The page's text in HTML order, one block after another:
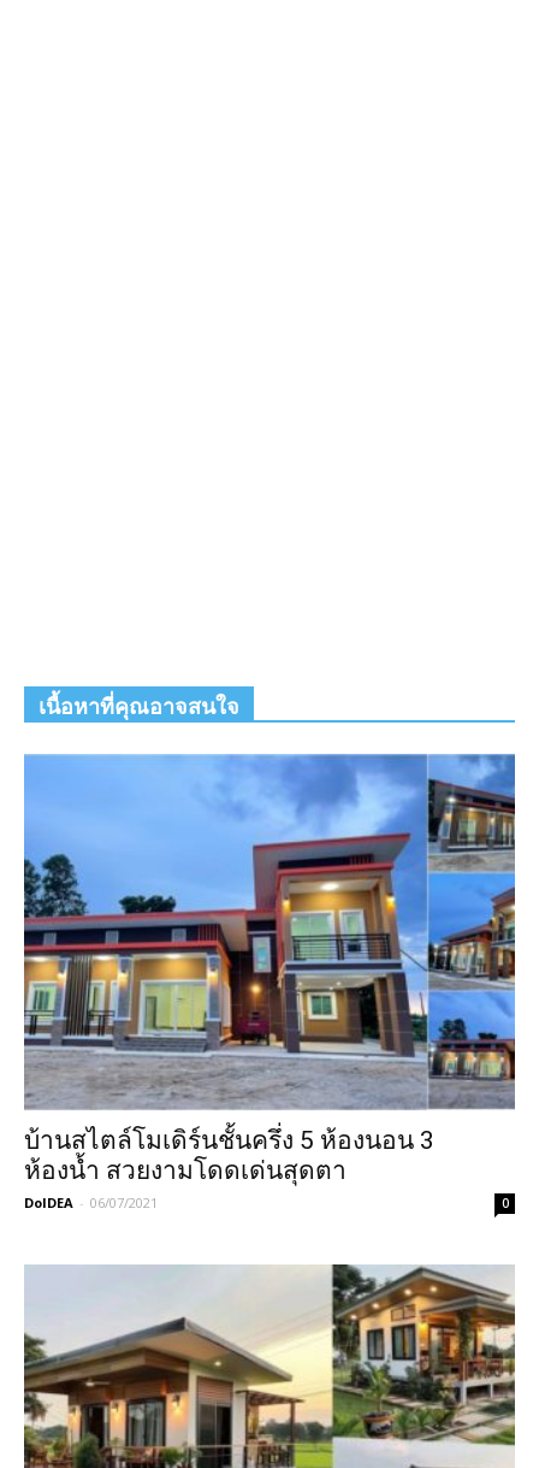
เนื้อหาที่คุณอาจสนใจ
บ้านสไตล์โมเดิร์นชั้นครึ่ง 5 ห้องนอน 3
ห้องน้ำ สวยงามโดดเด่นสุดตา
DoIDEA - 06/07/2021 0